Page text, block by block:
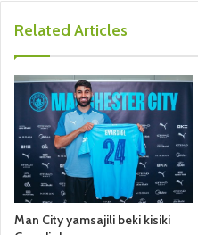
Related Articles
Man City yamsajili beki kisiki